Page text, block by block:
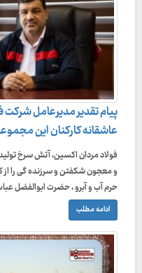
پیام تقدیر مدیرعامل
عاشقانه کارکنان این
فولاد مردان اکسین، آتش سرخ
و معجون شکفتن و سرزنده گی را از
حرم آب و آبرو ، حضرت ابوالفضل
ادامه مطلب